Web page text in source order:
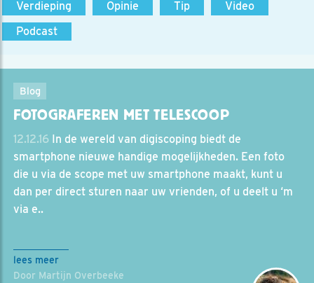
Verdieping
Opinie Tip
Video
Podcast
Blog
FOTOGRAFEREN MET TELESCOOP
12.12.16 In de wereld van digiscoping biedt de
smartphone nieuwe handige mogelijkheden. Een foto
die u via de scope met uw smartphone maakt, kunt u
dan per direct sturen naar uw vrienden, of u deelt u ‘m
via e..
lees meer
Door Martijn Overbeeke